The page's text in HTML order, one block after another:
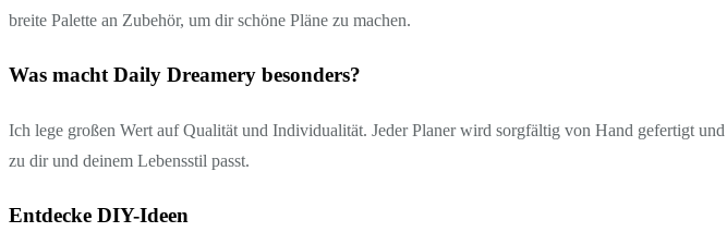
breite Palette an Zubehör, um dir schöne Pläne zu machen.
Was macht Daily Dreamery besonders?
Ich lege großen Wert auf Qualität und Individualität. Jeder Planer wird sorgfältig von Hand gefertigt
zu dir und deinem Lebensstil passt.
Entdecke DIY-Ideen